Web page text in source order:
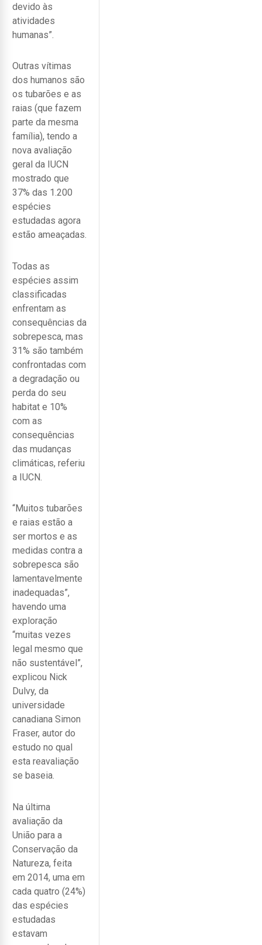
devido às
atividades
humanas”.
Outras vítimas
dos humanos são
os tubarões e as
raias (que fazem
parte da mesma
família), tendo a
nova avaliação
geral da IUCN
mostrado que
37% das 1.200
espécies
estudadas agora
estão ameaçadas.
Todas as
espécies assim
classificadas
enfrentam as
consequências da
sobrepesca, mas
31% são também
confrontadas com
a degradação ou
perda do seu
habitat e 10%
com as
consequências
das mudanças
climáticas, referiu
a IUCN.
“Muitos tubarões
e raias estão a
ser mortos e as
medidas contra a
sobrepesca são
lamentavelmente
inadequadas”,
havendo uma
exploração
“muitas vezes
legal mesmo que
não sustentável”,
explicou Nick
Dulvy, da
universidade
canadiana Simon
Fraser, autor do
estudo no qual
esta reavaliação
se baseia.
Na última
avaliação da
União para a
Conservação da
Natureza, feita
em 2014, uma em
cada quatro (24%)
das espécies
estudadas
estavam